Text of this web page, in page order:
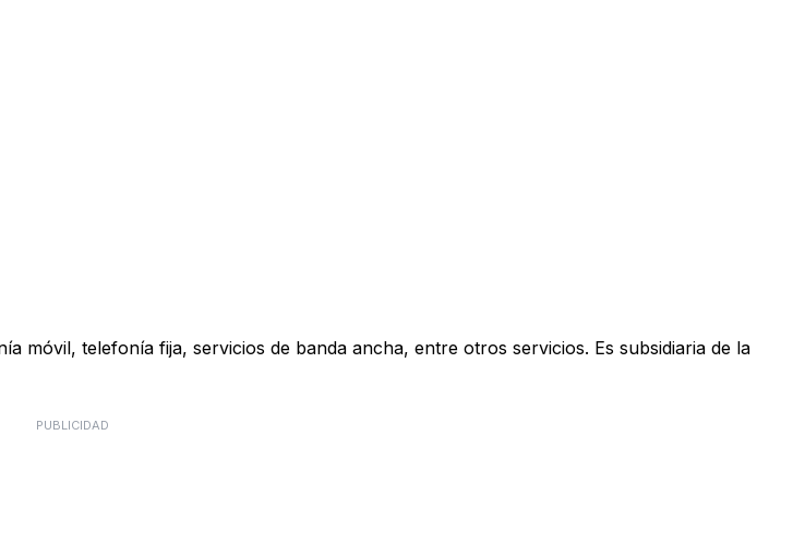
móvil, telefonía fija, servicios de banda ancha, entre otros servicios. Es subsidiaria de la
PUBLICIDAD